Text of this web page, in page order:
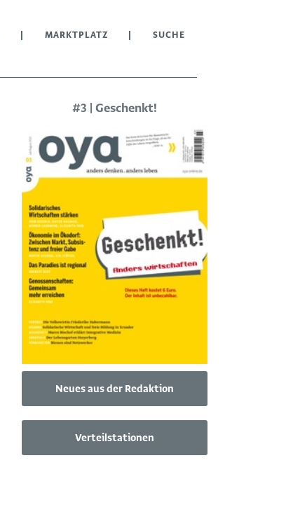
MARKTPLATZ SUCHE
#3 | Geschenkt!
Neues aus der Redaktion
Verteilstationen